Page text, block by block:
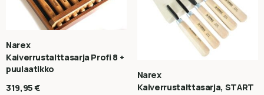
Narex
Kaiverrustalttasarja Profi 8 +
puulaatikko
319,95€
Narex
Kaiverrustalttasarja, START